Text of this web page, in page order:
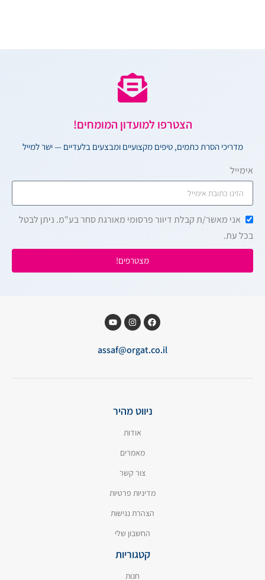
הצטרפו למועדון המומחים!
מדריכי הסרת כתמים, טיפים מקצועיים ומבצעים בלעדיים — ישר למייל
אימייל
אני מאשר/ת קבלת דיוור פרסומי מאורגת סחר בע"מ. ניתן לבטל
בכל עת.
מצטרפים!
assaf@orgat.co.il
ניווט מהיר
אודות
מאמרים
צור קשר
מדיניות פרטיות
הצהרת נגישות
החשבון שלי
קטגוריות
חנות